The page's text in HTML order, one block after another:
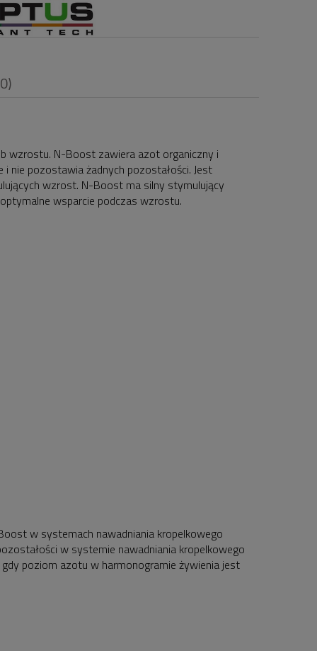
wzrostu. N-Boost zawiera azot organiczny i
nie pozostawia żadnych pozostałości. Jest
wzrost. N-Boost ma silny stymulujący
wsparcie podczas wzrostu.
w systemach nawadniania kropelkowego
w systemie nawadniania kropelkowego
poziom azotu w harmonogramie żywienia jest